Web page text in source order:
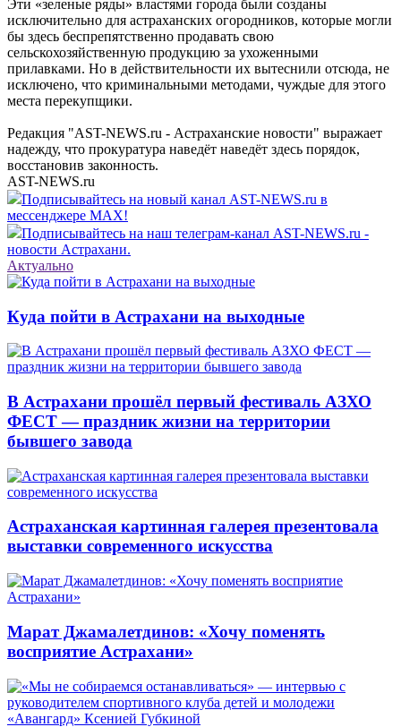
Эти «зеленые ряды» властями города были созданы
исключительно для астраханских огородников, которые могли
бы здесь беспрепятственно продавать свою
сельскохозяйственную продукцию за ухоженными
прилавками. Но в действительности их вытеснили отсюда, не
исключено, что криминальными методами, чуждые для этого
места перекупщики.
Редакция "AST-NEWS.ru - Астраханские новости" выражает
надежду, что прокуратура наведёт наведёт здесь порядок,
восстановив законность.
AST-NEWS.ru
Подписывайтесь на новый канал AST-NEWS.ru в
мессенджере MAX!
Подписывайтесь на наш телеграм-канал AST-NEWS.ru -
новости Астрахани.
Актуально
Куда пойти в Астрахани на выходные
В Астрахани прошёл первый фестиваль АЗХО
ФЕСТ — праздник жизни на территории
бывшего завода
Астраханская картинная галерея презентовала
выставки современного искусства
Марат Джамалетдинов: «Хочу поменять
восприятие Астрахани»